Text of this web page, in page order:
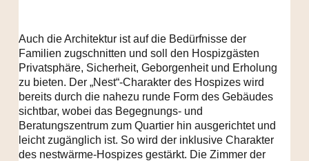
Auch die Architektur ist auf die Bedürfnisse der
Familien zugschnitten und soll den Hospizgästen
Privatsphäre, Sicherheit, Geborgenheit und Erholung
zu bieten. Der „Nest“-Charakter des Hospizes wird
bereits durch die nahezu runde Form des Gebäudes
sichtbar, wobei das Begegnungs- und
Beratungszentrum zum Quartier hin ausgerichtet und
leicht zugänglich ist. So wird der inklusive Charakter
des nestwärme-Hospizes gestärkt. Die Zimmer der